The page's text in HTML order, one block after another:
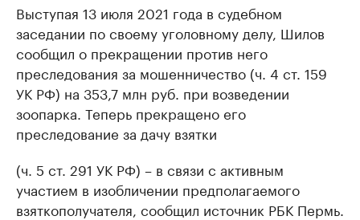
Выступая 13 июля 2021 года в судебном
заседании по своему уголовному делу, Шилов
сообщил о прекращении против него
преследования за мошенничество (ч. 4 ст. 159
УК РФ) на 353,7 млн руб. при возведении
зоопарка. Теперь прекращено его
преследование за дачу взятки
(ч. 5 ст. 291 УК РФ) – в связи с активным
участием в изобличении предполагаемого
взяткополучателя, сообщил источник РБК Пермь.